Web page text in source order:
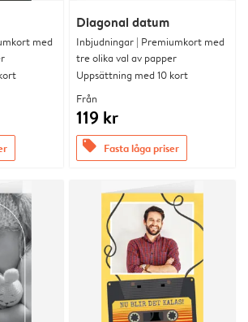
med
Diagonal datum
Inbjudningar | Premiumkort med
tre olika val av papper
Uppsättning med 10 kort
Från
119 kr
offers Fasta låga priser